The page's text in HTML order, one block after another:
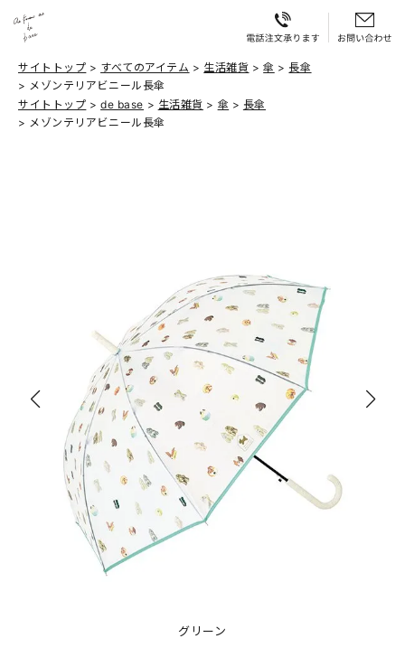
サイトトップ すべてのアイテム 生活雑貨 傘
長傘
メゾンテリアビニール長傘
サイトトップ
de base 生活雑貨 傘
長傘
メゾンテリアビニール長傘
グリーン